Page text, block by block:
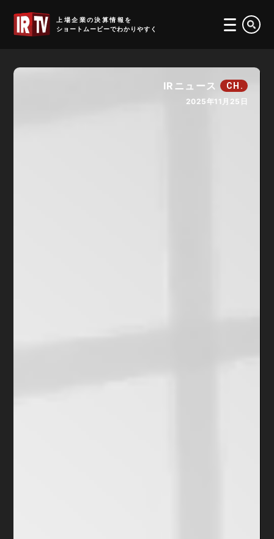
上場企業の決算情報を
ショートムービーでわかりやすく
IRニュース CH.
2025年11月25日